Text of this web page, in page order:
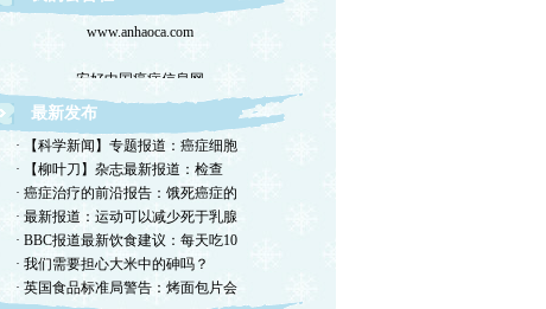
www.anhaoca.com
最新发布
· 【科学新闻】专题报道：癌症细胞
· 【柳叶刀】杂志最新报道：检查
· 癌症治疗的前沿报告：饿死癌症的
· 最新报道：运动可以减少死于乳腺
· BBC报道最新饮食建议：每天吃10
· 我们需要担心大米中的砷吗？
· 英国食品标准局警告：烤面包片会